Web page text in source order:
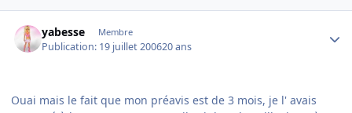
yabesse Membre
Publication: 19 juillet 200620 ans
Ouai mais le fait que mon préavis est de 3 mois, je l' avais